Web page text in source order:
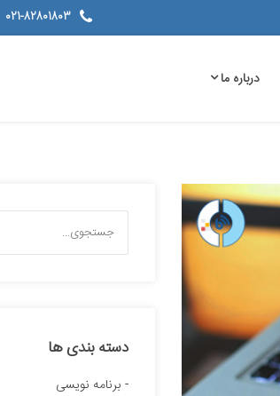
021-82801803
درباره ما
دسته بندی ها
برنامه نویسی